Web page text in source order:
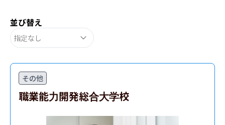
並び替え
指定なし
その他
職業能力開発総合大学校